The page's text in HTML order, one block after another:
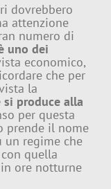
dovrebbero
attenzione
numero di
uno dei
economico,
che per
la
si produce alla
per questa
prende il nome
un regime che
quella
ore notturne